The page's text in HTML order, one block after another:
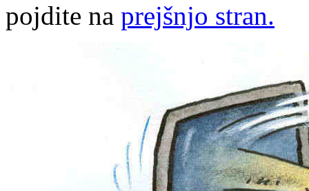
pojdite na prejšnjo stran.